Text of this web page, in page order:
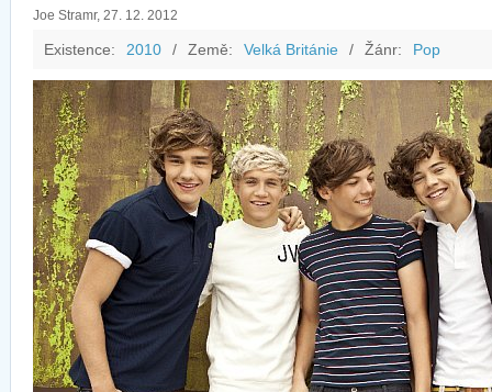
Joe Stramr, 27. 12. 2012
Existence: 2010 / Země: Velká Británie / Žánr: Pop